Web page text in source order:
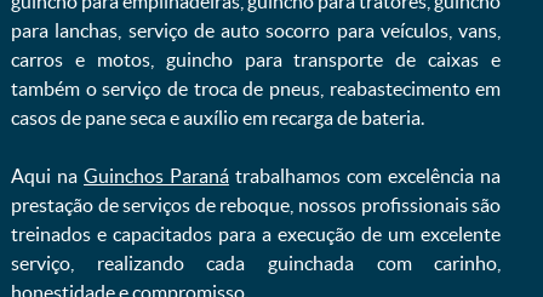
para lanchas, serviço de auto socorro para veículos, vans,
carros e motos, guincho para transporte de caixas e
também o serviço de troca de pneus, reabastecimento em
casos de pane seca e auxílio em recarga de bateria. ㅤㅤ
Aqui naGuinchos Paraná trabalhamos com excelência na
prestação de serviços de reboque, nossos profissionais são
treinados e capacitados para a execução de um excelente
serviço, realizando cada guinchada com carinho,
honestidade e compromisso.